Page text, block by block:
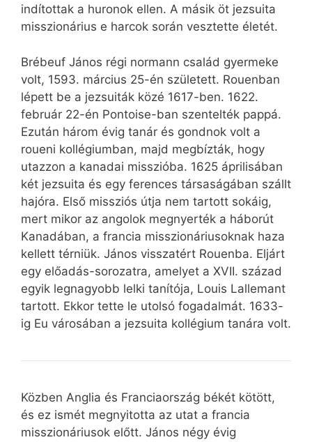
indítottak a huronok ellen. A másik öt jezsuita
misszionárius e harcok során vesztette életét.
Brébeuf János régi normann család gyermeke
volt, 1593. március 25-én született. Rouenban
lépett be a jezsuiták közé 1617-ben. 1622.
február 22-én Pontoise-ban szentelték pappá.
Ezután három évig tanár és gondnok volt a
roueni kollégiumban, majd megbízták, hogy
utazzon a kanadai misszióba. 1625 áprilisában
két jezsuita és egy ferences társaságában szállt
hajóra. Első missziós útja nem tartott sokáig,
mert mikor az angolok megnyerték a háborút
Kanadában, a francia misszionáriusoknak haza
kellett térniük. János visszatért Rouenba. Eljárt
egy előadás-sorozatra, amelyet a XVII. század
egyik legnagyobb lelki tanítója, Louis Lallemant
tartott. Ekkor tette le utolsó fogadalmát. 1633-
ig Eu városában a jezsuita kollégium tanára volt.
Közben Anglia és Franciaország békét kötött,
és ez ismét megnyitotta az utat a francia
misszionáriusok előtt. János négy évig